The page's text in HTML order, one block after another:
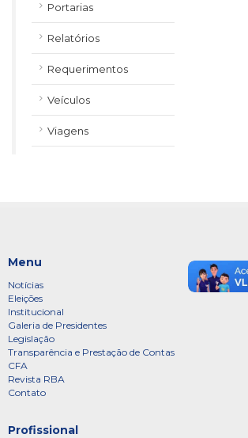
Portarias
Relatórios
Requerimentos
Veículos
Viagens
Menu
Notícias
Eleições
Institucional
Galeria de Presidentes
Legislação
Transparência e Prestação de Contas
CFA
Revista RBA
Contato
Profissional